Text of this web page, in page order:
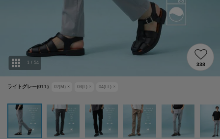
ライトグレー(011) 02(M) × 03(L) × 04(LL) ×
1 / 54 338